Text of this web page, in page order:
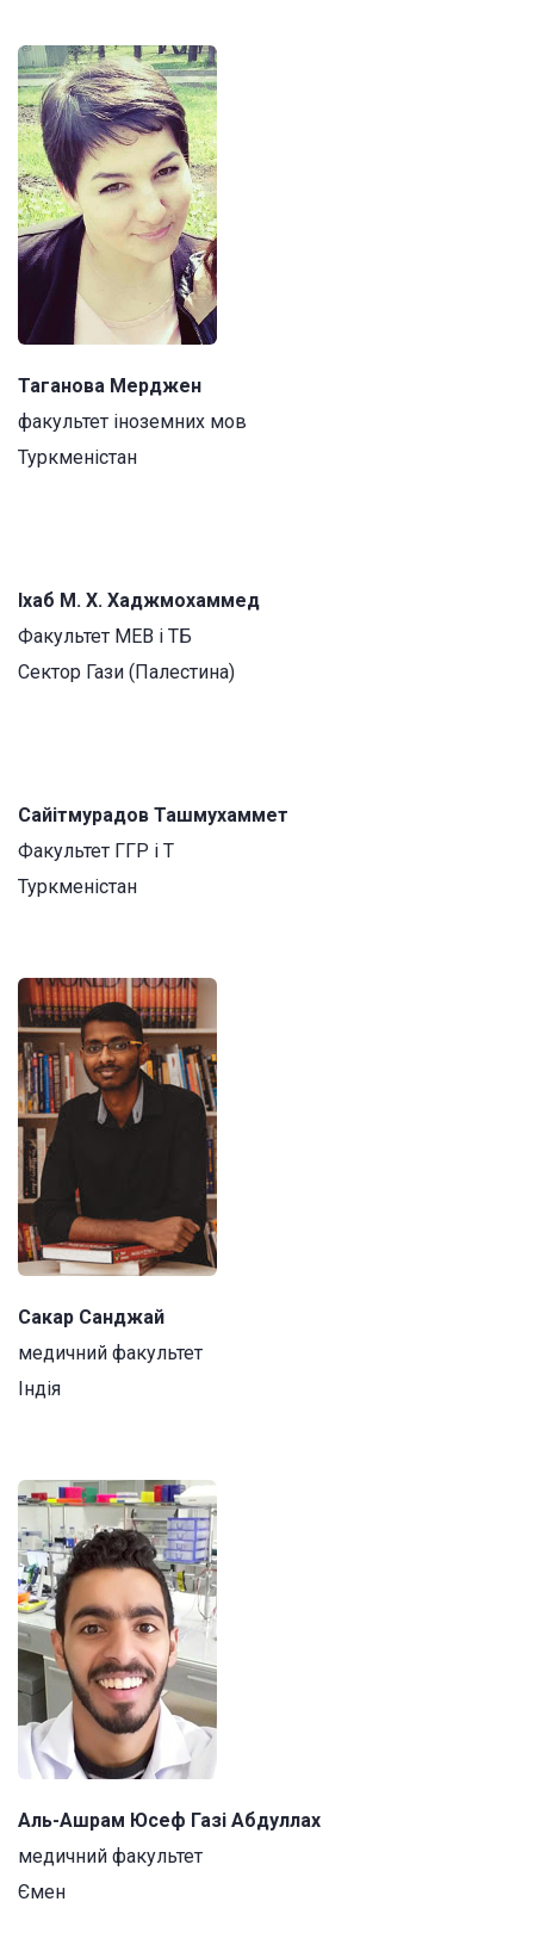
Таганова Мерджен
факультет іноземних мов
Туркменістан
Іхаб М. Х. Хаджмохаммед
Факультет МЕВ і ТБ
Сектор Гази (Палестина)
Сайітмурадов Ташмухаммет
Факультет ГГР і Т
Туркменістан
Сакар Санджай
медичний факультет
Індія
Аль-Ашрам Юсеф Газі Абдуллах
медичний факультет
Ємен